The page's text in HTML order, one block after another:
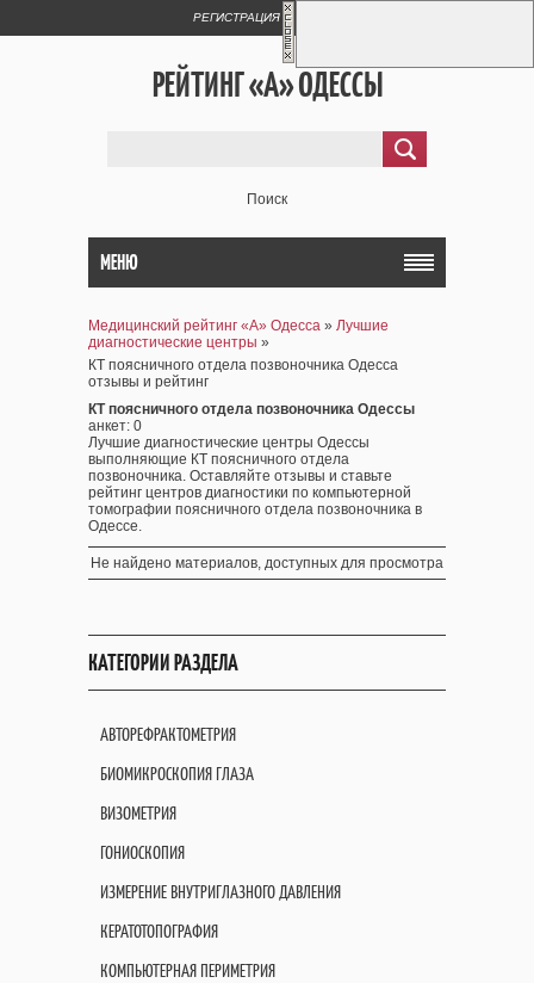
РЕГИСТРАЦИЯ
РЕЙТИНГ «А» ОДЕССЫ
Поиск
МЕНЮ
Медицинский рейтинг «А» Одесса » Лучшие
диагностические центры »
КТ поясничного отдела позвоночника Одесса
отзывы и рейтинг
КТ поясничного отдела позвоночника Одессы
анкет: 0
Лучшие диагностические центры Одессы
выполняющие КТ поясничного отдела
позвоночника. Оставляйте отзывы и ставьте
рейтинг центров диагностики по компьютерной
томографии поясничного отдела позвоночника в
Одессе.
Не найдено материалов, доступных для просмотра
КАТЕГОРИИ РАЗДЕЛА
АВТОРЕФРАКТОМЕТРИЯ
БИОМИКРОСКОПИЯ ГЛАЗА
ВИЗОМЕТРИЯ
ГОНИОСКОПИЯ
ИЗМЕРЕНИЕ ВНУТРИГЛАЗНОГО ДАВЛЕНИЯ
КЕРАТОТОПОГРАФИЯ
КОМПЬЮТЕРНАЯ ПЕРИМЕТРИЯ